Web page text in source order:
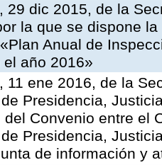
29 dic 2015, de la
la que se dispone
Anual de
año 2016»
11 ene 2016, de la
Presidencia,
del Convenio entre el
Presidencia,
de información y